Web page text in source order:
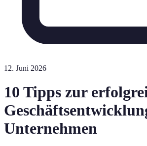
12. Juni 2026
10 Tipps zur
Unternehmen